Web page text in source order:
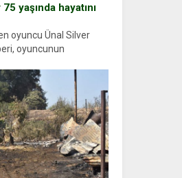
yaşında hayatını
oyuncu Ünal Silver
oyuncunun
“Usta Oyuncumuz ve